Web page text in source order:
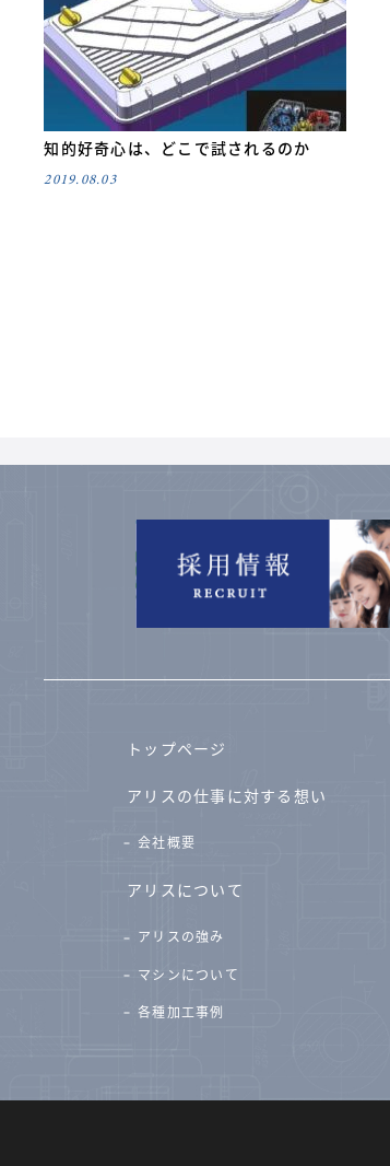
知的好奇心は、どこで試されるのか
2019.08.03
トップページ
アリスの仕事に対する想い
会社概要
アリスについて
アリスの強み
マシンについて
各種加工事例